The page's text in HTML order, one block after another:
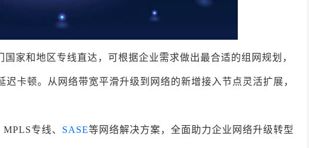
家和地区专线直达，可根据企业需求做出最合适的组网规划，
卡顿。从网络带宽平滑升级到网络的新增接入节点灵活扩展，
MPLS专线、 SASE等网络解决方案，全面助力企业网络升级转型